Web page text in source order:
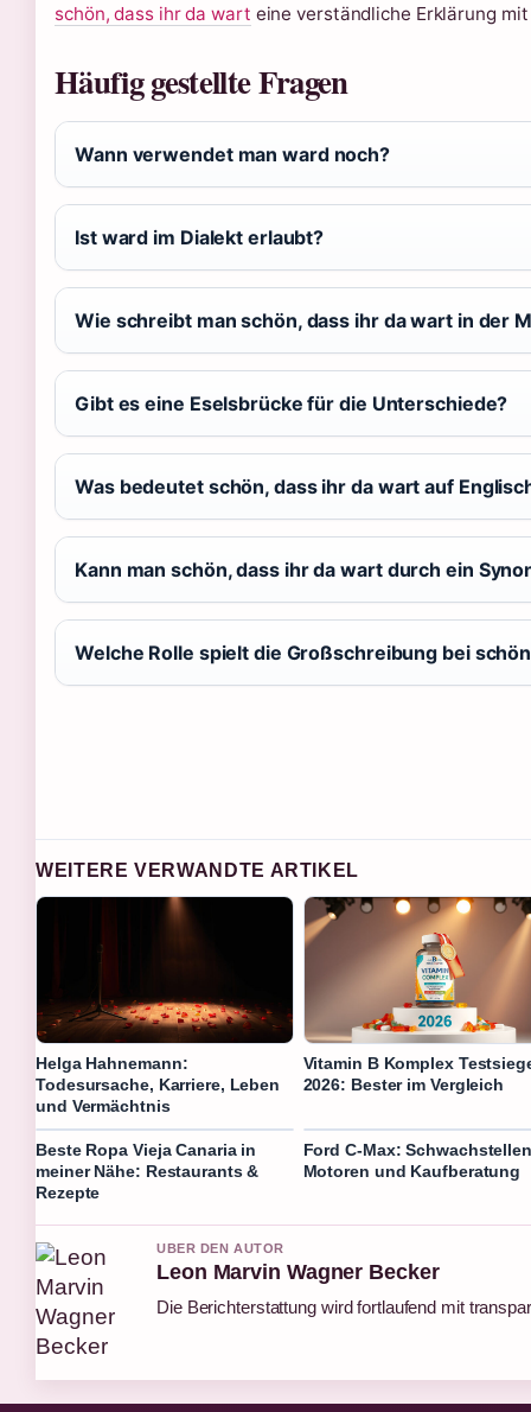
schön, dass ihr da wart eine verständliche Erklärung
Häufig gestellte Fragen
Wann verwendet man ward noch?
Ist ward im Dialekt erlaubt?
Wie schreibt man schön, dass ihr da wart in der
Gibt es eine Eselsbrücke für die Unterschiede?
Was bedeutet schön, dass ihr da wart auf
Kann man schön, dass ihr da wart durch ein
Welche Rolle spielt die Großschreibung bei
WEITERE VERWANDTE ARTIKEL
Helga Hahnemann:
Todesursache, Karriere, Leben
und Vermächtnis
Vitamin B Komplex
2026: Bester im Vergleich
Beste Ropa Vieja Canaria in
meiner Nähe: Restaurants &
Rezepte
Ford C-Max:
Motoren und Kaufberatung
UBER DEN AUTOR
Leon Marvin Wagner Becker
Die Berichterstattung wird fortlaufend mit